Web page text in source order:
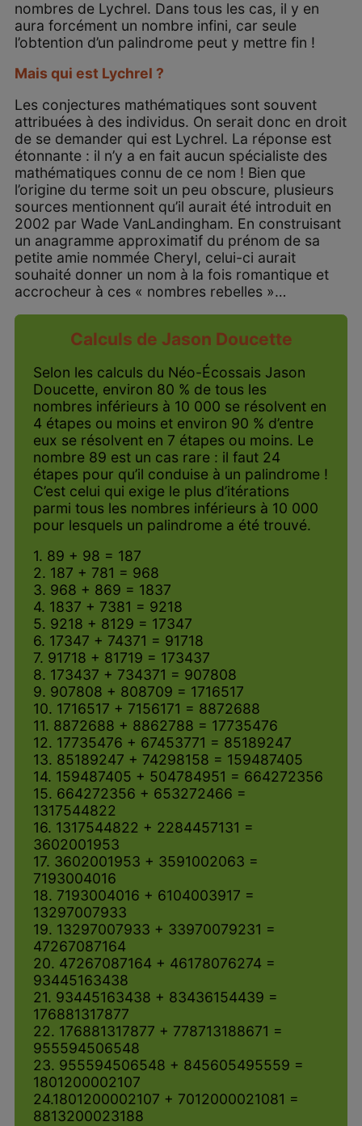
nombres de Lychrel. Dans tous les cas, il y en
aura forcément un nombre infini, car seule
l’obtention d’un palindrome peut y mettre fin !
Mais qui est Lychrel ?
Les conjectures mathématiques sont souvent
attribuées à des individus. On serait donc en droit
de se demander qui est Lychrel. La réponse est
étonnante : il n’y a en fait aucun spécialiste des
mathématiques connu de ce nom ! Bien que
l’origine du terme soit un peu obscure, plusieurs
sources mentionnent qu’il aurait été introduit en
2002 par Wade VanLandingham. En construisant
un anagramme approximatif du prénom de sa
petite amie nommée Cheryl, celui-ci aurait
souhaité donner un nom à la fois romantique et
accrocheur à ces « nombres rebelles »…
Calculs de Jason Doucette
Selon les calculs du Néo-Écossais Jason
Doucette, environ 80 % de tous les
nombres inférieurs à 10 000 se résolvent en
4 étapes ou moins et environ 90 % d’entre
eux se résolvent en 7 étapes ou moins. Le
nombre 89 est un cas rare : il faut 24
étapes pour qu’il conduise à un palindrome !
C’est celui qui exige le plus d’itérations
parmi tous les nombres inférieurs à 10 000
pour lesquels un palindrome a été trouvé.
1. 89 + 98 = 187
2. 187 + 781 = 968
3. 968 + 869 = 1837
4. 1837 + 7381 = 9218
5. 9218 + 8129 = 17347
6. 17347 + 74371 = 91718
7. 91718 + 81719 = 173437
8. 173437 + 734371 = 907808
9. 907808 + 808709 = 1716517
10. 1716517 + 7156171 = 8872688
11. 8872688 + 8862788 = 17735476
12. 17735476 + 67453771 = 85189247
13. 85189247 + 74298158 = 159487405
14. 159487405 + 504784951 = 664272356
15. 664272356 + 653272466 =
1317544822
16. 1317544822 + 2284457131 =
3602001953
17. 3602001953 + 3591002063 =
7193004016
18. 7193004016 + 6104003917 =
13297007933
19. 13297007933 + 33970079231 =
47267087164
20. 47267087164 + 46178076274 =
93445163438
21. 93445163438 + 83436154439 =
176881317877
22. 176881317877 + 778713188671 =
955594506548
23. 955594506548 + 845605495559 =
1801200002107
24.1801200002107 + 7012000021081 =
8813200023188